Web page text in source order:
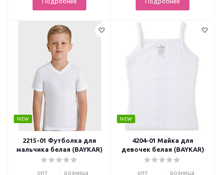
NEW
2215-01 Футболка для
мальчика белая (BAYKAR)
опт розница
NEW
4204-01 Майка для
девочек белая (BAYKAR)
опт розница